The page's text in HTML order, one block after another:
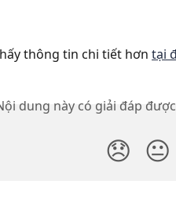
thông tin chi tiết hơn tại
dung này có giải đáp
😞 😐